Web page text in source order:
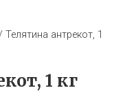
Телятина антрекот, 1
1 кг